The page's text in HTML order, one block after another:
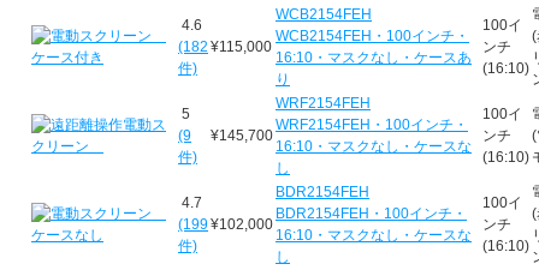
4.6
(182
件)
¥115,000
WCB2154FEH
WCB2154FEH・100インチ・
16:10・マスクなし・ケースあ
り
100イ
ンチ
(16:10)
(
5
(9
件)
¥145,700
WRF2154FEH
WRF2154FEH・100インチ・
16:10・マスクなし・ケースな
し
100イ
ンチ
(16:10)
(
4.7
(199
件)
¥102,000
BDR2154FEH
BDR2154FEH・100インチ・
16:10・マスクなし・ケースな
し
100イ
ンチ
(16:10)
(